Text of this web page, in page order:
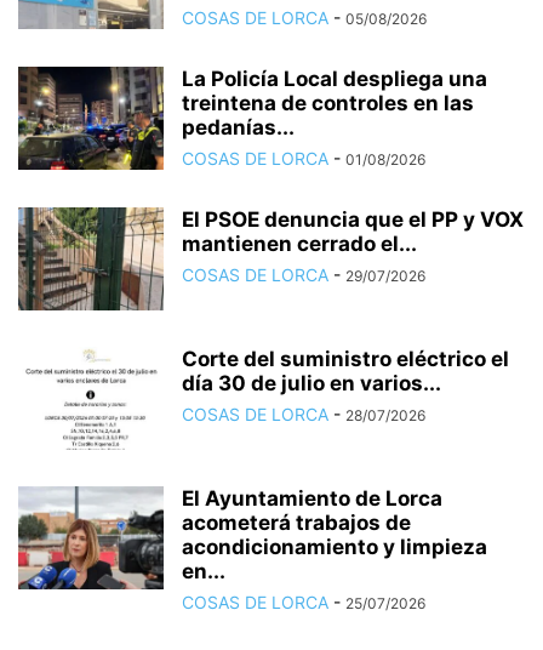
COSAS DE LORCA - 05/08/2026
La Policía Local despliega una
treintena de controles en las
pedanías...
COSAS DE LORCA - 01/08/2026
El PSOE denuncia que el PP y VOX
mantienen cerrado el...
COSAS DE LORCA - 29/07/2026
Corte del suministro eléctrico el
día 30 de julio en varios...
COSAS DE LORCA - 28/07/2026
El Ayuntamiento de Lorca
acometerá trabajos de
acondicionamiento y limpieza
en...
COSAS DE LORCA - 25/07/2026